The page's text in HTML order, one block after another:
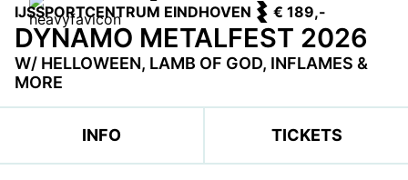
IJSSPORTCENTRUM EINDHOVEN
€ 189,-
DYNAMO METALFEST 2026
W/ HELLOWEEN, LAMB OF GOD, INFLAMES &
MORE
INFO TICKETS